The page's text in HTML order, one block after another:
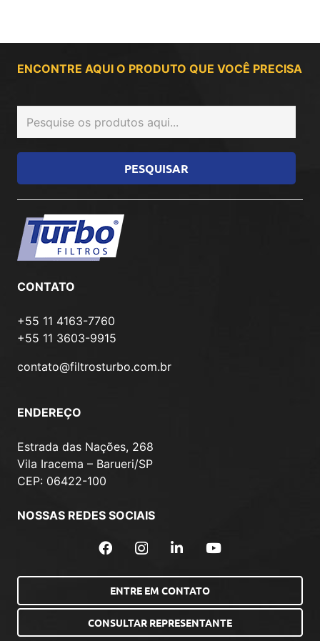
ENCONTRE AQUI O PRODUTO QUE VOCÊ PRECISA
CONTATO
+55 11 4163-7760
+55 11 3603-9915
contato@filtrosturbo.com.br
ENDEREÇO
Estrada das Nações, 268
Vila Iracema – Barueri/SP
CEP: 06422-100
NOSSAS REDES SOCIAIS
ENTRE EM CONTATO
CONSULTAR REPRESENTANTE